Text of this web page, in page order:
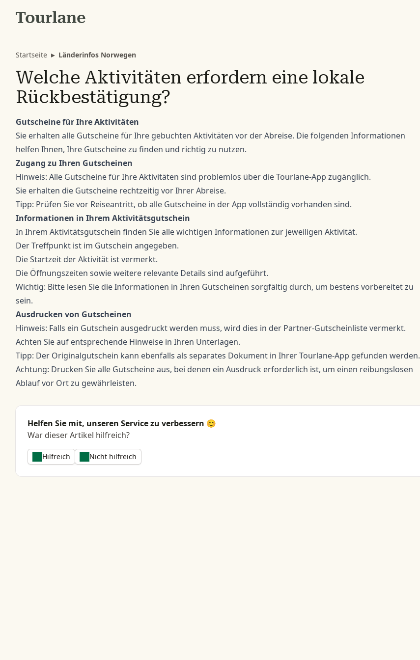
Startseite ▸ Länderinfos Norwegen
Welche Aktivitäten erfordern eine lokale
Rückbestätigung?
Gutscheine für Ihre Aktivitäten
Sie erhalten alle Gutscheine für Ihre gebuchten Aktivitäten vor der Abreise. Die folgenden Informationen
helfen Ihnen, Ihre Gutscheine zu finden und richtig zu nutzen.
Zugang zu Ihren Gutscheinen
Hinweis: Alle Gutscheine für Ihre Aktivitäten sind problemlos über die Tourlane-App zugänglich.
Sie erhalten die Gutscheine rechtzeitig vor Ihrer Abreise.
Tipp: Prüfen Sie vor Reiseantritt, ob alle Gutscheine in der App vollständig vorhanden sind.
Informationen in Ihrem Aktivitätsgutschein
In Ihrem Aktivitätsgutschein finden Sie alle wichtigen Informationen zur jeweiligen Aktivität.
Der Treffpunkt ist im Gutschein angegeben.
Die Startzeit der Aktivität ist vermerkt.
Die Öffnungszeiten sowie weitere relevante Details sind aufgeführt.
Wichtig: Bitte lesen Sie die Informationen in Ihren Gutscheinen sorgfältig durch, um bestens vorbereitet zu
sein.
Ausdrucken von Gutscheinen
Hinweis: Falls ein Gutschein ausgedruckt werden muss, wird dies in der Partner-Gutscheinliste vermerkt.
Achten Sie auf entsprechende Hinweise in Ihren Unterlagen.
Tipp: Der Originalgutschein kann ebenfalls als separates Dokument in Ihrer Tourlane-App gefunden werden.
Achtung: Drucken Sie alle Gutscheine aus, bei denen ein Ausdruck erforderlich ist, um einen reibungslosen
Ablauf vor Ort zu gewährleisten.
Helfen Sie mit, unseren Service zu verbessern 😊
War dieser Artikel hilfreich?
Hilfreich Nicht hilfreich